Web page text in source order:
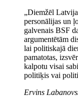
„Diemžēl
personālijas un
galvenais BSF
argumentētām
lai politiskajā
pamatotas,
kalpotu visai
politiķis vai
Ervins